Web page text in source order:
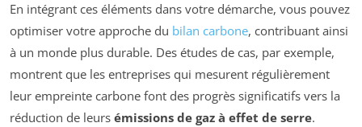
En intégrant ces éléments dans votre démarche, vous pouvez
optimiser votre approche du bilan carbone, contribuant ainsi
à un monde plus durable. Des études de cas, par exemple,
montrent que les entreprises qui mesurent régulièrement
leur empreinte carbone font des progrès significatifs vers la
réduction de leurs émissions de gaz à effet de serre.